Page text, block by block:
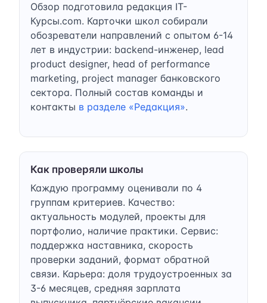
Обзор подготовила редакция IT-
Курсы.com. Карточки школ собирали
обозреватели направлений с опытом 6-14
лет в индустрии: backend-инженер, lead
product designer, head of performance
marketing, project manager банковского
сектора. Полный состав команды и
контакты в разделе «Редакция».
Как проверяли школы
Каждую программу оценивали по 4
группам критериев. Качество:
актуальность модулей, проекты для
портфолио, наличие практики. Сервис:
поддержка наставника, скорость
проверки заданий, формат обратной
связи. Карьера: доля трудоустроенных за
3-6 месяцев, средняя зарплата